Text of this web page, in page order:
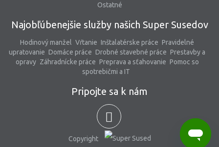
Ostatné
Najobľúbenejšie služby našich Super Susedov
Hodinový manžel Vŕtanie Inštalatérske práce Pravidelné
upratovanie Domáce práce Drobné stavebné práce Prestavby a
opravy Záhradnícke práce Preprava a sťahovanie Pomoc so
spotrebičmi a IT
Pripojte sa k nám
Copyright